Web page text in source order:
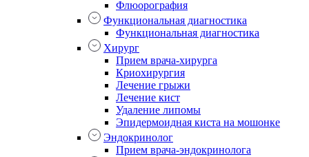
Флюорография
Функциональная диагностика
Функциональная диагностика
Хирург
Прием врача-хирурга
Криохирургия
Лечение грыжи
Лечение кист
Удаление липомы
Эпидермоидная киста на мошонке
Эндокринолог
Прием врача-эндокринолога